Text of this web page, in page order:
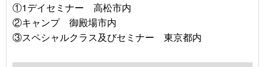
①1デイセミナー 高松市内
②キャンプ 御殿場市内
③スペシャルクラス及びセミナー 東京都内